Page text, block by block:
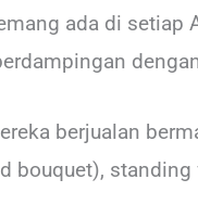
ada di setiap
berjualan
bouquet),